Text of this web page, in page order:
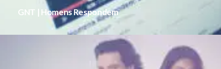
GNT | Homens Respondem